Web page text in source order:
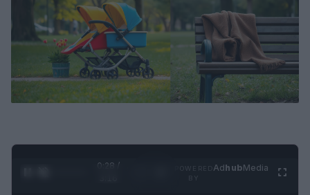
0:29 /
AdhubMedia